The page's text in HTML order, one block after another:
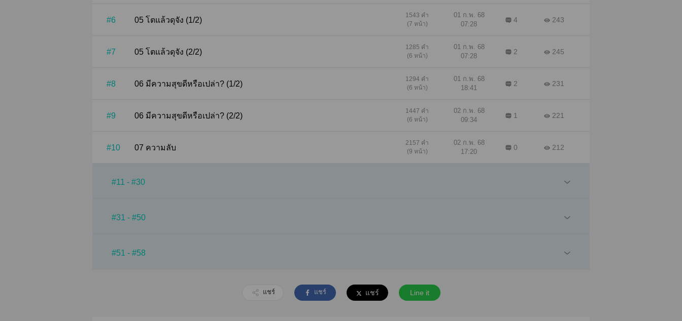
#6 05 โตแล้วดุจัง (1/2)
1543 คำ
(7 หน้า)
01 ก.พ. 68
07:28
4 243
#7 05 โตแล้วดุจัง (2/2)
1285 คำ
(6 หน้า)
01 ก.พ. 68
07:28
2 245
#8 06 มีความสุขดีหรือเปล่า? (1/2)
1294 คำ
(6 หน้า)
01 ก.พ. 68
18:41
2 231
#9 06 มีความสุขดีหรือเปล่า? (2/2)
1447 คำ
(6 หน้า)
02 ก.พ. 68
09:34
1 221
#10 07 ความลับ
2157 คำ
(9 หน้า)
02 ก.พ. 68
17:20
0 212
#11 - #30
#31 - #50
#51 - #58
แชร์ แชร์ แชร์ Line it